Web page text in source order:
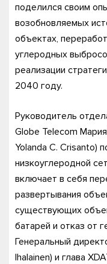
поделился своим
возобновляемых
объектах,
углеродных
реализации
2040 году.
Руководитель
Globe Telecom
Yolanda C. Crisanto)
низкоуглеродной
включает в себя
развертывания
существующих
батарей и отказ от
Генеральный
Ihalainen) и глава